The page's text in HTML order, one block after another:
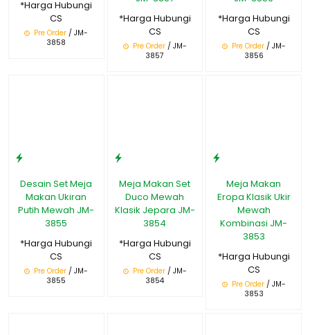
*Harga Hubungi
CS
Pre Order / JM-
3858
*Harga Hubungi
CS
Pre Order/ JM-
3857
*Harga Hubungi
CS
Pre Order/ JM-
3856
Desain Set Meja
Makan Ukiran
Putih Mewah JM-
3855
*Harga Hubungi
CS
Pre Order / JM-
3855
Meja Makan Set
Duco Mewah
Klasik Jepara JM-
3854
*Harga Hubungi
CS
Pre Order/ JM-
3854
Meja Makan
Eropa Klasik Ukir
Mewah
Kombinasi JM-
3853
*Harga Hubungi
CS
Pre Order/ JM-
3853